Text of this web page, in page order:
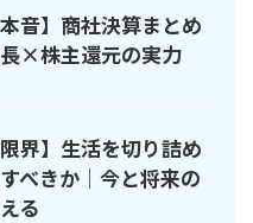
本音】商社決算まとめ
長×株主還元の実力
限界】生活を切り詰め
べきか｜今と将来の
る